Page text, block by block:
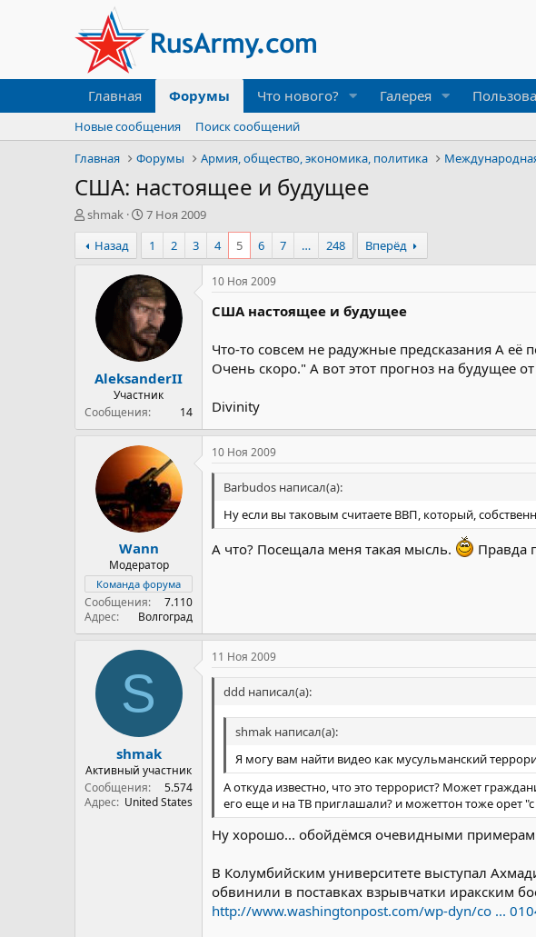
Главная Форумы Что нового? Галерея
Новые сообщения
Поиск сообщений
Главная
Форумы Армия, общество, экономика, политика
США: настоящее и будущее
А
в
т
о
shmak
Д
а
т
а
н
а
ч
а
л
а
7 Ноя 2009
Назад
1 2 3 4 5 6 7 … 248 Вперёд
AleksanderII
Участник
Сообщения
14
10 Ноя 2009
США настоящее и будущее
Что-то совсем не радужные предсказания А
Очень скоро." А вот этот прогноз на будущее
Divinity
Wann
Модератор
Команда форума
Сообщения
7.110
Адрес
Волгоград
10 Ноя 2009
Barbudos написал(а):
Ну если вы таковым считаете ВВП, который,
А что? Посещала меня такая мысль. Правда
S
shmak
Активный участник
Сообщения
5.574
Адрес United States
11 Ноя 2009
ddd написал(а):
shmak написал(а):
Я могу вам найти видео как мусульманский
А откуда известно, что это террорист? Может
его еще и на ТВ приглашали? и можеттон тоже орет
Ну хорошо... обойдёмся очевидными
В Колумбийским университете выступал
обвинили в поставках взрывчатки иракским
http://www.washingtonpost.com/wp-dyn/co ...